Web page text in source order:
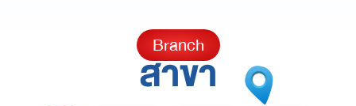
Branch
สาขา